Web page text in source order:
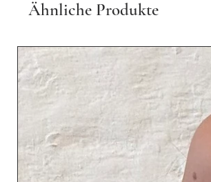
Ähnliche Produkte